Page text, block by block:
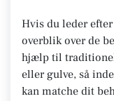
Hvis du leder
overblik over de
hjælp til
eller gulve, så
kan matche dit